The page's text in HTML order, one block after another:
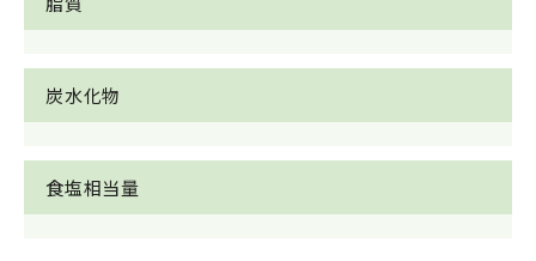
炭水化物
食塩相当量